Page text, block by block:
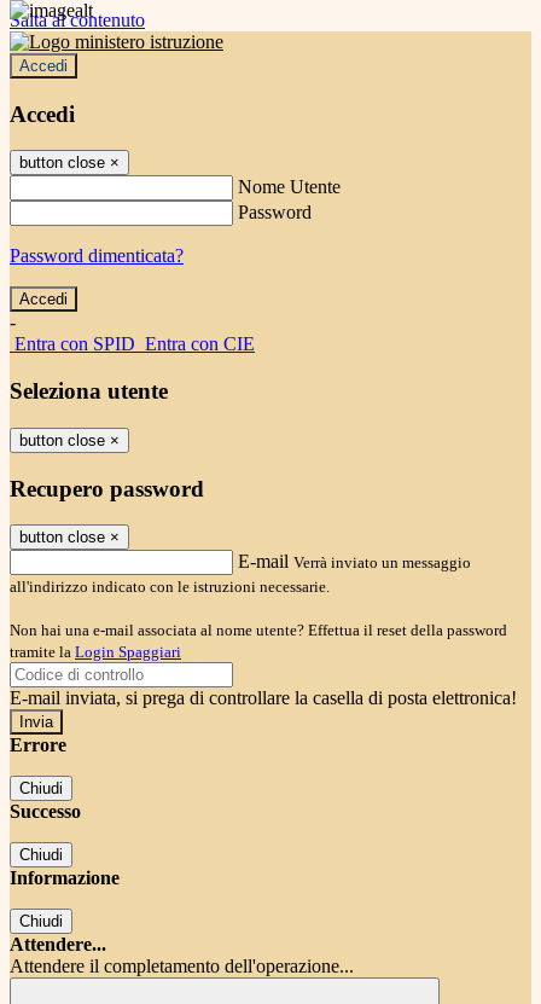
Salta al contenuto
Accedi
Accedi
button close ×
Nome Utente
Password
Password dimenticata?
-
Entra con SPID Entra con CIE
Seleziona utente
button close ×
Recupero password
button close ×
E-mail Verrà inviato un messaggio
all'indirizzo indicato con le istruzioni necessarie.
Non hai una e-mail associata al nome utente? Effettua il reset della password
tramite la Login Spaggiari
E-mail inviata, si prega di controllare la casella di posta elettronica!
Errore
Chiudi
Successo
Chiudi
Informazione
Chiudi
Attendere...
Attendere il completamento dell'operazione...